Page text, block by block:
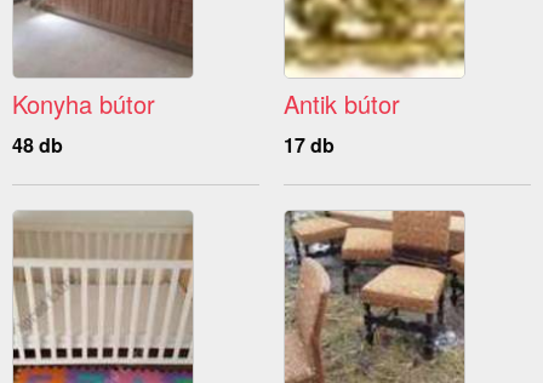
Konyha bútor
48 db
Antik bútor
17 db